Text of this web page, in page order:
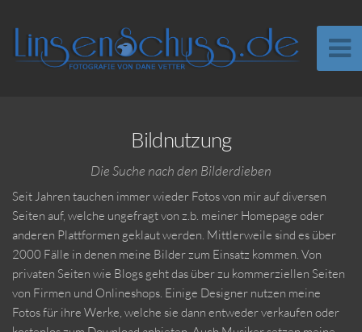
Bildnutzung
Die Suche nach den Bilderdieben
Seit Jahren tauchen immer wieder Fotos von mir auf diversen
Seiten auf, welche ungefragt von z.b. meiner Homepage oder
anderen Plattformen geklaut werden. Mittlerweile sind es über
2000 Fälle in denen meine Bilder zum Einsatz kommen. Von
privaten Seiten wie Blogs geht das über zu kommerziellen Seiten
von Firmen und Onlineshops. Einige Designer nutzen meine
Fotos für ihre Werke, welche sie dann entweder verkaufen oder